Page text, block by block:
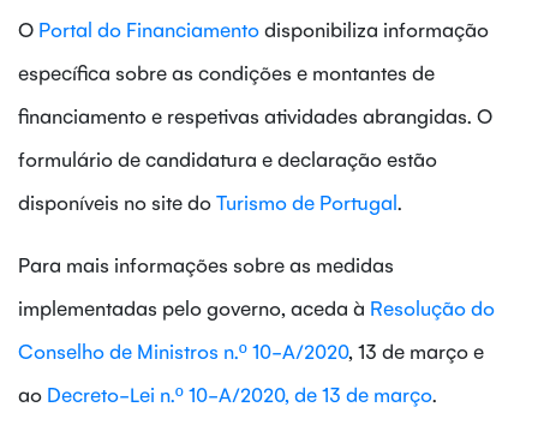
O Portal do Financiamentodisponibiliza informação
específica sobre as condições e montantes de
financiamento e respetivas atividades abrangidas. O
formulário de candidatura e declaração estão
disponíveis no site doTurismo de Portugal.
Para mais informações sobre as medidas
implementadas pelo governo, aceda à Resolução do
Conselho de Ministros n.º 10-A/2020, 13 de março e
ao Decreto-Lei n.º 10-A/2020, de 13 de março.